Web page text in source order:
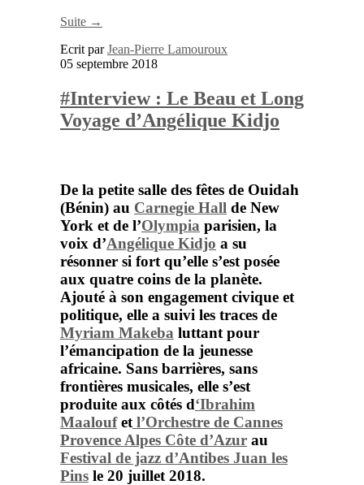
Suite →
Ecrit parJean-Pierre Lamouroux
05 septembre 2018
#Interview : Le Beau et Long
Voyage d’Angélique Kidjo
De la petite salle des fêtes de Ouidah
(Bénin) au Carnegie Hall de New
York et de l’Olympia parisien, la
voix d’Angélique Kidjo a su
résonner si fort qu’elle s’est posée
aux quatre coins de la planète.
Ajouté à son engagement civique et
politique, elle a suivi les traces de
Myriam Makeba luttant pour
l’émancipation de la jeunesse
africaine. Sans barrières, sans
frontières musicales, elle s’est
produite aux côtés d‘Ibrahim
Maaloufet l’Orchestre de Cannes
Provence Alpes Côte d’Azur au
Festival de jazz d’Antibes Juan les
Pins le 20 juillet 2018.